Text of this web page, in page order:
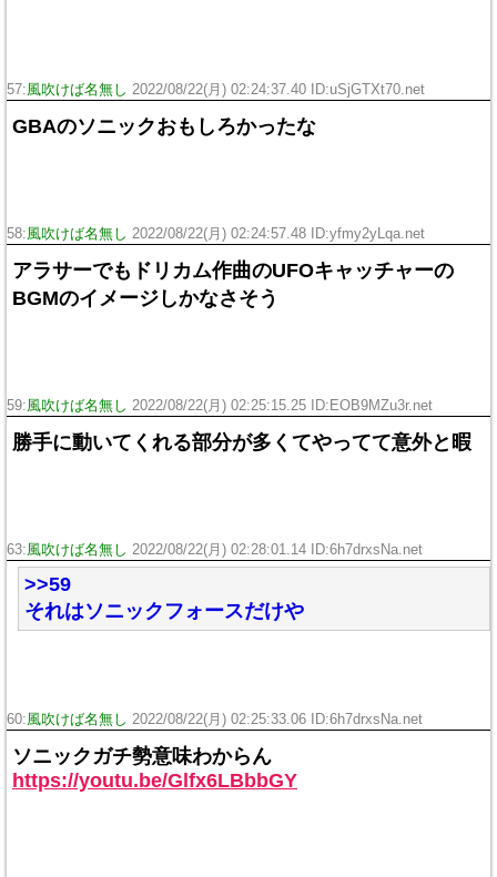
57:風吹けば名無し 2022/08/22(月) 02:24:37.40 ID:uSjGTXt70.net
GBAのソニックおもしろかったな
58:風吹けば名無し 2022/08/22(月) 02:24:57.48 ID:yfmy2yLqa.net
アラサーでもドリカム作曲のUFOキャッチャーの
BGMのイメージしかなさそう
59:風吹けば名無し 2022/08/22(月) 02:25:15.25 ID:EOB9MZu3r.net
勝手に動いてくれる部分が多くてやってて意外と暇
63:風吹けば名無し 2022/08/22(月) 02:28:01.14 ID:6h7drxsNa.net
>>59
それはソニックフォースだけや
60:風吹けば名無し 2022/08/22(月) 02:25:33.06 ID:6h7drxsNa.net
ソニックガチ勢意味わからん
https://youtu.be/Glfx6LBbbGY